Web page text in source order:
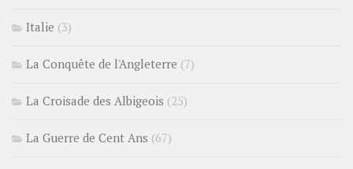
Italie (3)
La Conquête de l'Angleterre (7)
La Croisade des Albigeois (25)
La Guerre de Cent Ans (67)